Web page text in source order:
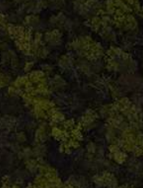
Contact
SRL